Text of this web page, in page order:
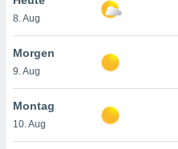
oder
Partner
es uns
das
der
Profil zu
Ihnen
8. Aug
Morgen
9. Aug
Montag
10. Aug